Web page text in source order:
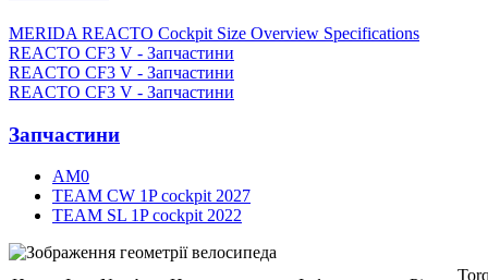
MERIDA REACTO Cockpit Size Overview Specifications
REACTO CF3 V - Запчастини
REACTO CF3 V - Запчастини
REACTO CF3 V - Запчастини
Запчастини
AM0
TEAM CW 1P cockpit 2027
TEAM SL 1P cockpit 2022